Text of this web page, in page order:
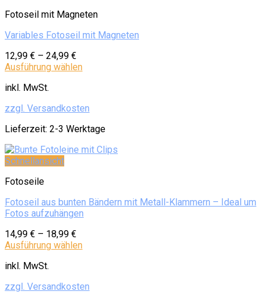
Fotoseil mit Magneten
Variables Fotoseil mit Magneten
12,99 € – 24,99 €
Ausführung wählen
inkl. MwSt.
zzgl. Versandkosten
Lieferzeit: 2-3 Werktage
Schnellansicht
Fotoseile
Fotoseil aus bunten Bändern mit Metall-Klammern – Ideal um
Fotos aufzuhängen
14,99 € – 18,99 €
Ausführung wählen
inkl. MwSt.
zzgl. Versandkosten